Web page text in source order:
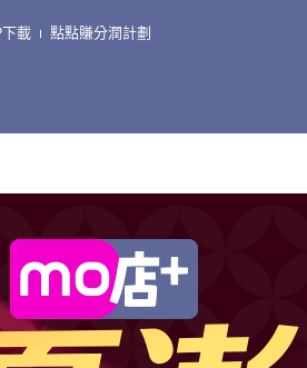
下載 點點賺分潤計劃